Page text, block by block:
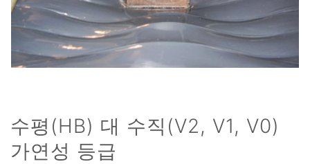
수평(HB) 대 수직(V2, V1, V0)
가연성 등급